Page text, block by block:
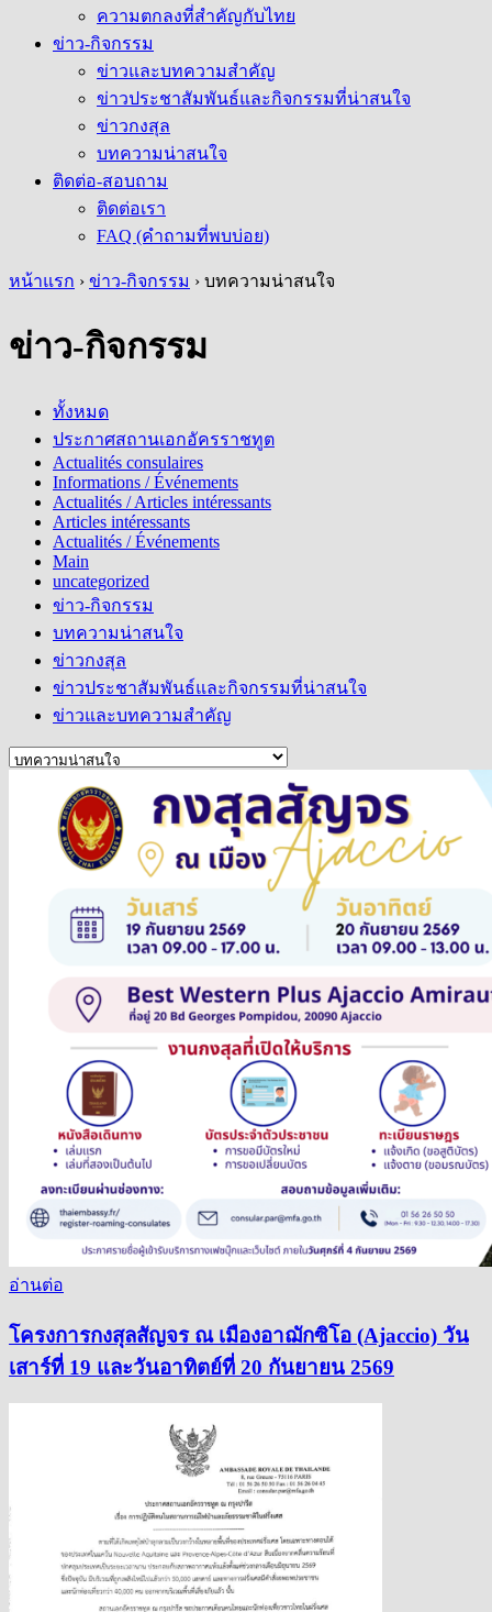
ความตกลงที่สำคัญกับไทย
ข่าว-กิจกรรม
ข่าวและบทความสำคัญ
ข่าวประชาสัมพันธ์และกิจกรรมที่น่าสนใจ
ข่าวกงสุล
บทความน่าสนใจ
ติดต่อ-สอบถาม
ติดต่อเรา
FAQ (คำถามที่พบบ่อย)
หน้าแรก › ข่าว-กิจกรรม › บทความน่าสนใจ
ข่าว-กิจกรรม
ทั้งหมด
ประกาศสถานเอกอัครราชทูต
Actualités consulaires
Informations / Événements
Actualités / Articles intéressants
Articles intéressants
Actualités / Événements
Main
uncategorized
ข่าว-กิจกรรม
บทความน่าสนใจ
ข่าวกงสุล
ข่าวประชาสัมพันธ์และกิจกรรมที่น่าสนใจ
ข่าวและบทความสำคัญ
อ่านต่อ
โครงการกงสุลสัญจร ณ เมืองอาฌักซิโอ (Ajaccio) วัน
เสาร์ที่ 19 และวันอาทิตย์ที่ 20 กันยายน 2569